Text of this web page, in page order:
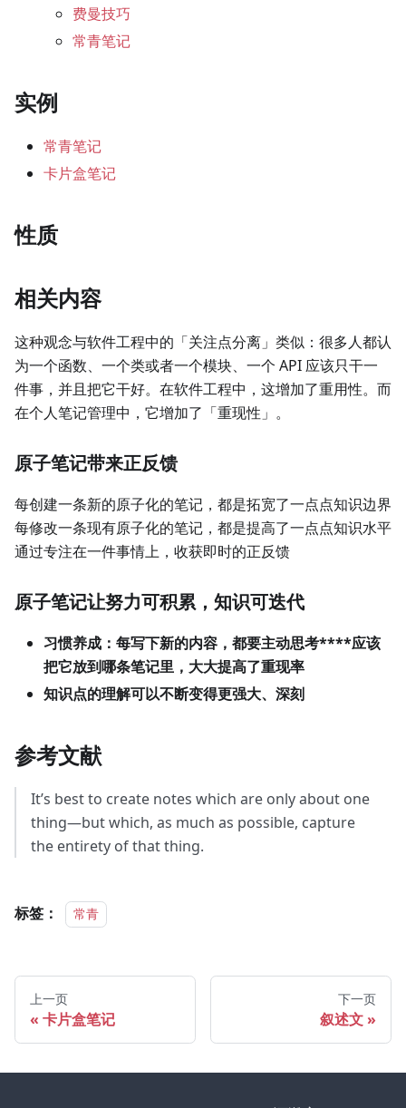
费曼技巧
常青笔记
实例
常青笔记
卡片盒笔记
性质
相关内容
这种观念与软件工程中的「关注点分离」类似：很多人都认
为一个函数、一个类或者一个模块、一个 API 应该只干一
件事，并且把它干好。在软件工程中，这增加了重用性。而
在个人笔记管理中，它增加了「重现性」。
原子笔记带来正反馈
每创建一条新的原子化的笔记，都是拓宽了一点点知识边界
每修改一条现有原子化的笔记，都是提高了一点点知识水平
通过专注在一件事情上，收获即时的正反馈
原子笔记让努力可积累，知识可迭代
习惯养成：每写下新的内容，都要主动思考****应该
把它放到哪条笔记里，大大提高了重现率
知识点的理解可以不断变得更强大、深刻
参考文献
It’s best to create notes which are only about one
thing—but which, as much as possible, capture
the entirety of that thing.
标签： 常青
上一页
卡片盒笔记
下一页
叙述文